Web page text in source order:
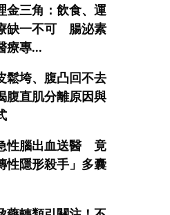
金三角：飲食、運
缺一不可 腸泌素
療專...
鬆垮、腹凸回不去
腹直肌分離原因與
性腦出血送醫 竟
性隱形殺手」多囊